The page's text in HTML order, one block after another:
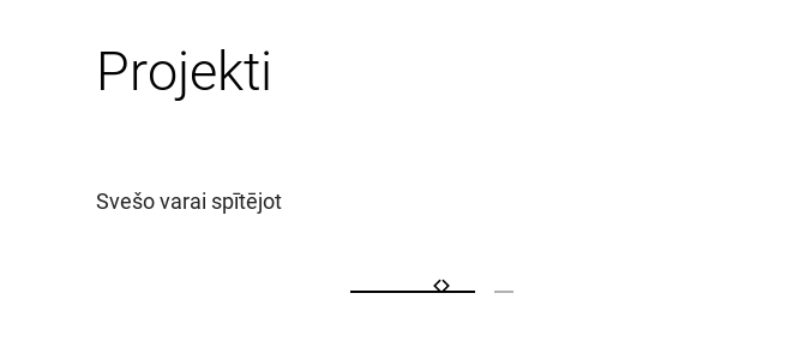
Projekti
Svešo varai spītējot